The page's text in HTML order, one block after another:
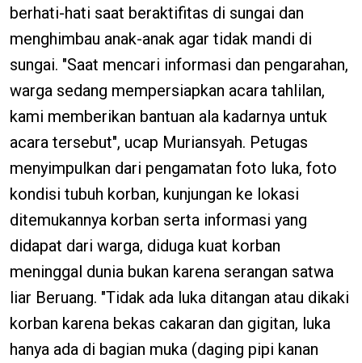
berhati-hati saat beraktifitas di sungai dan
menghimbau anak-anak agar tidak mandi di
sungai. "Saat mencari informasi dan pengarahan,
warga sedang mempersiapkan acara tahlilan,
kami memberikan bantuan ala kadarnya untuk
acara tersebut", ucap Muriansyah. Petugas
menyimpulkan dari pengamatan foto luka, foto
kondisi tubuh korban, kunjungan ke lokasi
ditemukannya korban serta informasi yang
didapat dari warga, diduga kuat korban
meninggal dunia bukan karena serangan satwa
liar Beruang. "Tidak ada luka ditangan atau dikaki
korban karena bekas cakaran dan gigitan, luka
hanya ada di bagian muka (daging pipi kanan